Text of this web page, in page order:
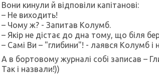
Вони кинули й відповіли капітанові:
– Не виходить!
– Чому ж? - Запитав Колумб.
– Якір не дістає до дна тому, що біля
– Самі Ви – "глибини"! - лаявся Колумб
А в бортовому журналі собі записав –
Так і назвали!))